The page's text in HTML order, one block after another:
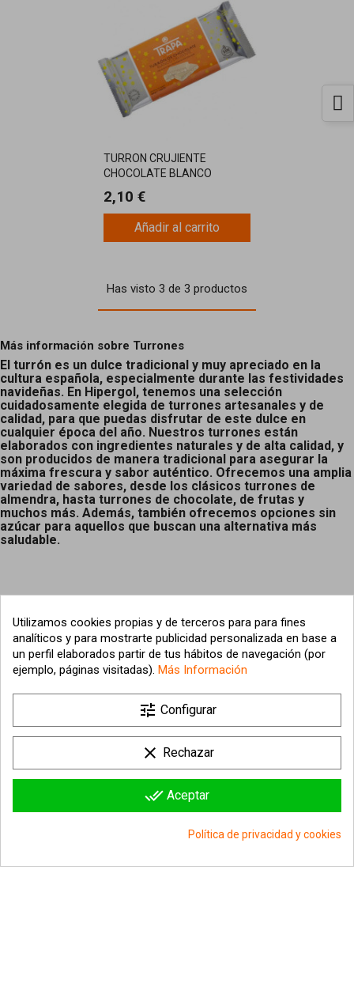
TURRON CRUJIENTE
CHOCOLATE BLANCO
2,10 €
Añadir al carrito
Has visto 3 de 3 productos
Más información sobre Turrones
El turrón es un dulce tradicional y muy apreciado en la
cultura española, especialmente durante las festividades
navideñas. En Hipergol, tenemos una selección
cuidadosamente elegida de turrones artesanales y de
calidad, para que puedas disfrutar de este dulce en
cualquier época del año. Nuestros turrones están
elaborados con ingredientes naturales y de alta calidad, y
son producidos de manera tradicional para asegurar la
máxima frescura y sabor auténtico. Ofrecemos una amplia
variedad de sabores, desde los clásicos turrones de
almendra, hasta turrones de chocolate, de frutas y
muchos más. Además, también ofrecemos opciones sin
azúcar para aquellos que buscan una alternativa más
saludable.
Información sobre la tienda 
Utilizamos cookies propias y de terceros para para fines
analíticos y para mostrarte publicidad personalizada en base a
un perfil elaborados partir de tus hábitos de navegación (por
ejemplo, páginas visitadas). Más Información
tune Configurar
clear Rechazar
done_all Aceptar
Política de privacidad y cookies